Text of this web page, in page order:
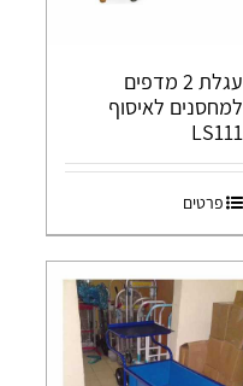
עגלת 2 מדפים
למחסנים לאיסוף
LS111
פרטים